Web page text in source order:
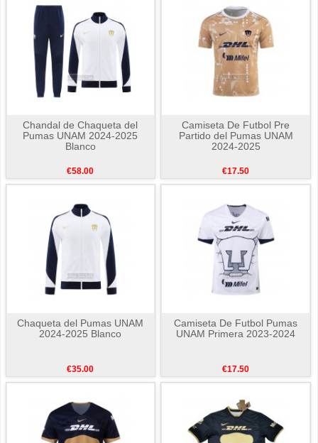
Chandal de Chaqueta del
Pumas UNAM 2024-2025
Blanco
€58.00
Camiseta De Futbol Pre
Partido del Pumas UNAM
2024-2025
€17.50
Chaqueta del Pumas UNAM
2024-2025 Blanco
€35.00
Camiseta De Futbol Pumas
UNAM Primera 2023-2024
€17.50